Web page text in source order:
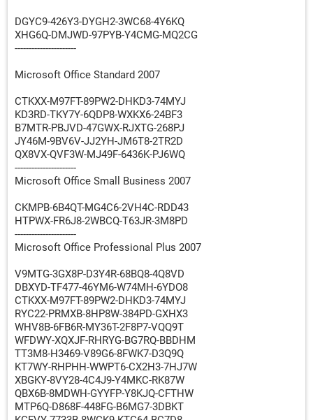
DGYC9-426Y3-DYGH2-3WC68-4Y6KQ
XHG6Q-DMJWD-97PYB-Y4CMG-MQ2CG
----------------------
Microsoft Office Standard 2007
CTKXX-M97FT-89PW2-DHKD3-74MYJ
KD3RD-TKY7Y-6QDP8-WXKX6-24BF3
B7MTR-PBJVD-47GWX-RJXTG-268PJ
JY46M-9BV6V-JJ2YH-JM6T8-2TR2D
QX8VX-QVF3W-MJ49F-6436K-PJ6WQ
----------------------
Microsoft Office Small Business 2007
CKMPB-6B4QT-MG4C6-2VH4C-RDD43
HTPWX-FR6J8-2WBCQ-T63JR-3M8PD
----------------------
Microsoft Office Professional Plus 2007
V9MTG-3GX8P-D3Y4R-68BQ8-4Q8VD
DBXYD-TF477-46YM6-W74MH-6YDO8
CTKXX-M97FT-89PW2-DHKD3-74MYJ
RYC22-PRMXB-8HP8W-384PD-GXHX3
WHV8B-6FB6R-MY36T-2F8P7-VQQ9T
WFDWY-XQXJF-RHRYG-BG7RQ-BBDHM
TT3M8-H3469-V89G6-8FWK7-D3Q9Q
KT7WY-RHPHH-WWPT6-CX2H3-7HJ7W
XBGKY-8VY28-4C4J9-Y4MKC-RK87W
QBX6B-8MDWH-GYYFP-Y8KJQ-CFTHW
MTP6Q-D868F-448FG-B6MG7-3DBKT